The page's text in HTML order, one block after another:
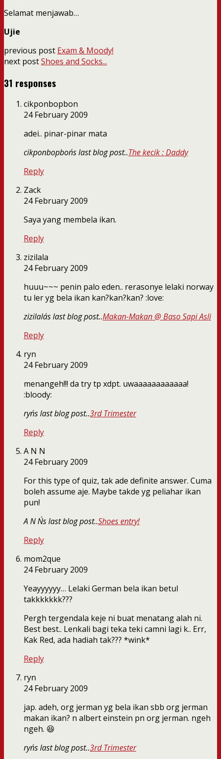
Selamat menjawab…
Ujie
previous post Exam & Moody!
next postShoes and Socks...
31 responses
cikponbopbon
24 February 2009
adei.. pinar-pinar mata
cikponbopbon´s last blog post..The kecik : Daddy
Reply
Zack
24 February 2009
Saya yang membela ikan.
Reply
zizilala
24 February 2009
huuu~~~ penin palo eden.. rerasonye lelaki norway
tu ler yg bela ikan kan?kan?kan? :love:
zizilala´s last blog post..Makan-Makan @ Baso Sapi Asli
Reply
ryn
24 February 2009
menangeh!!! da try tp xdpt. uwaaaaaaaaaaaa!
:bloody:
ryn´s last blog post..3rd Trimester
Reply
A N N
24 February 2009
For this type of quiz, tak ade definite answer. Cuma
boleh assume aje. Maybe takde yg peliahar ikan
pun!
A N N´s last blog post..Shoes entry!
Reply
mom2que
24 February 2009
Yeayyyyyy… Lelaki German bela ikan betul
takkkkkkk???
Pergh tergendala keje ni buat menatang alah ni.
Best best.. Lenkali bagi teka teki camni lagi k.. Err,
Kak Red, ada hadiah tak??? *wink*
Reply
ryn
24 February 2009
jap. adeh, org jerman yg bela ikan sbb org jerman
makan ikan? n albert einstein pn org jerman. ngeh
ngeh. 😆
ryn´s last blog post..3rd Trimester